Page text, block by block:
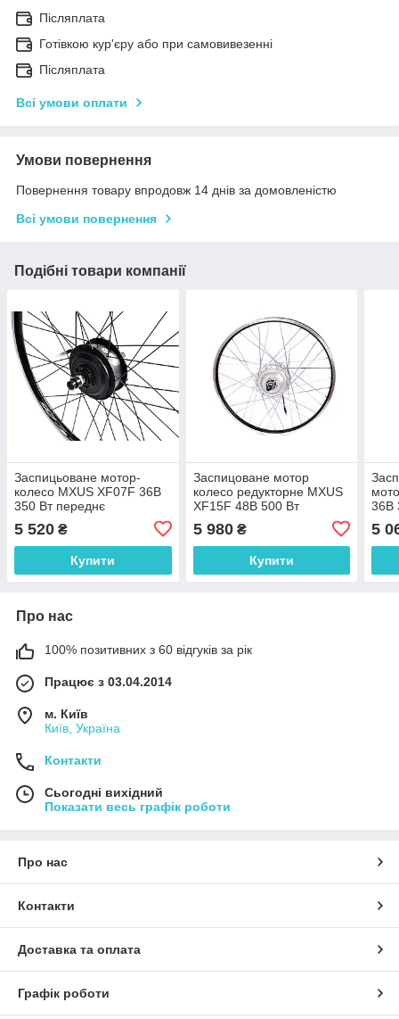
Післяплата
Готівкою кур'єру або при самовивезенні
Післяплата
Всі умови оплати
Умови повернення
Повернення товару впродовж 14 днів за домовленістю
Всі умови повернення
Подібні товари компанії
Заспицьоване мотор-
колесо MXUS XF07F 36В
350 Вт переднє
5 520 ₴
Купити
Заспицоване мотор
колесо редукторне MXUS
XF15F 48В 500 Вт
5 980₴
Купити
36В
5
Про нас
100% позитивних з 60 відгуків за рік
Працює з 03.04.2014
м. Київ
Київ, Україна
Контакти
Сьогодні вихідний
Показати весь графік роботи
Про нас
Контакти
Доставка та оплата
Графік роботи